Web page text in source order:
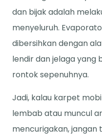
dan bijak adalah
menyeluruh.
dibersihkan dengan
lendir dan jelaga yang
rontok sepenuhnya.
Jadi, kalau karpet
lembab atau muncul
mencurigakan, jangan